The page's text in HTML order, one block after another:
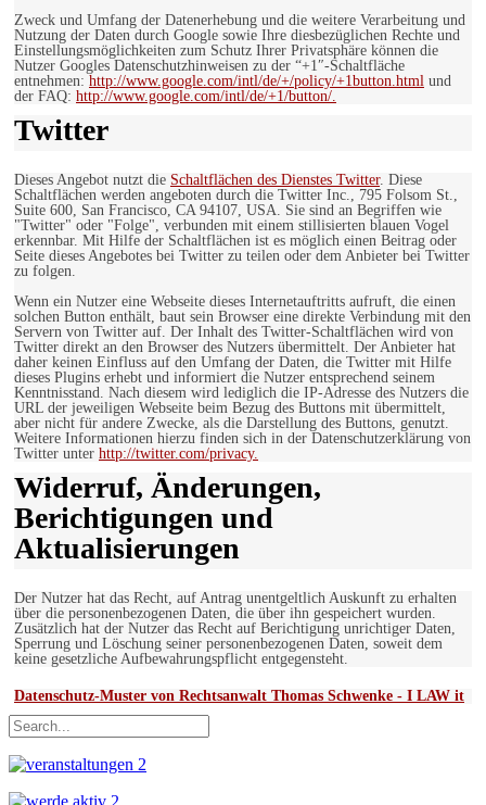
Zweck und Umfang der Datenerhebung und die weitere Verarbeitung und
Nutzung der Daten durch Google sowie Ihre diesbezüglichen Rechte und
Einstellungsmöglichkeiten zum Schutz Ihrer Privatsphäre können die
Nutzer Googles Datenschutzhinweisen zu der “+1″-Schaltfläche
entnehmen: http://www.google.com/intl/de/+/policy/+1button.html und
der FAQ: http://www.google.com/intl/de/+1/button/.
Twitter
Dieses Angebot nutzt die Schaltflächen des Dienstes Twitter. Diese
Schaltflächen werden angeboten durch die Twitter Inc., 795 Folsom St.,
Suite 600, San Francisco, CA 94107, USA. Sie sind an Begriffen wie
"Twitter" oder "Folge", verbunden mit einem stillisierten blauen Vogel
erkennbar. Mit Hilfe der Schaltflächen ist es möglich einen Beitrag oder
Seite dieses Angebotes bei Twitter zu teilen oder dem Anbieter bei Twitter
zu folgen.
Wenn ein Nutzer eine Webseite dieses Internetauftritts aufruft, die einen
solchen Button enthält, baut sein Browser eine direkte Verbindung mit den
Servern von Twitter auf. Der Inhalt des Twitter-Schaltflächen wird von
Twitter direkt an den Browser des Nutzers übermittelt. Der Anbieter hat
daher keinen Einfluss auf den Umfang der Daten, die Twitter mit Hilfe
dieses Plugins erhebt und informiert die Nutzer entsprechend seinem
Kenntnisstand. Nach diesem wird lediglich die IP-Adresse des Nutzers die
URL der jeweiligen Webseite beim Bezug des Buttons mit übermittelt,
aber nicht für andere Zwecke, als die Darstellung des Buttons, genutzt.
Weitere Informationen hierzu finden sich in der Datenschutzerklärung von
Twitter unter http://twitter.com/privacy.
Widerruf, Änderungen,
Berichtigungen und
Aktualisierungen
Der Nutzer hat das Recht, auf Antrag unentgeltlich Auskunft zu erhalten
über die personenbezogenen Daten, die über ihn gespeichert wurden.
Zusätzlich hat der Nutzer das Recht auf Berichtigung unrichtiger Daten,
Sperrung und Löschung seiner personenbezogenen Daten, soweit dem
keine gesetzliche Aufbewahrungspflicht entgegensteht.
Datenschutz-Muster von Rechtsanwalt Thomas Schwenke - I LAW it